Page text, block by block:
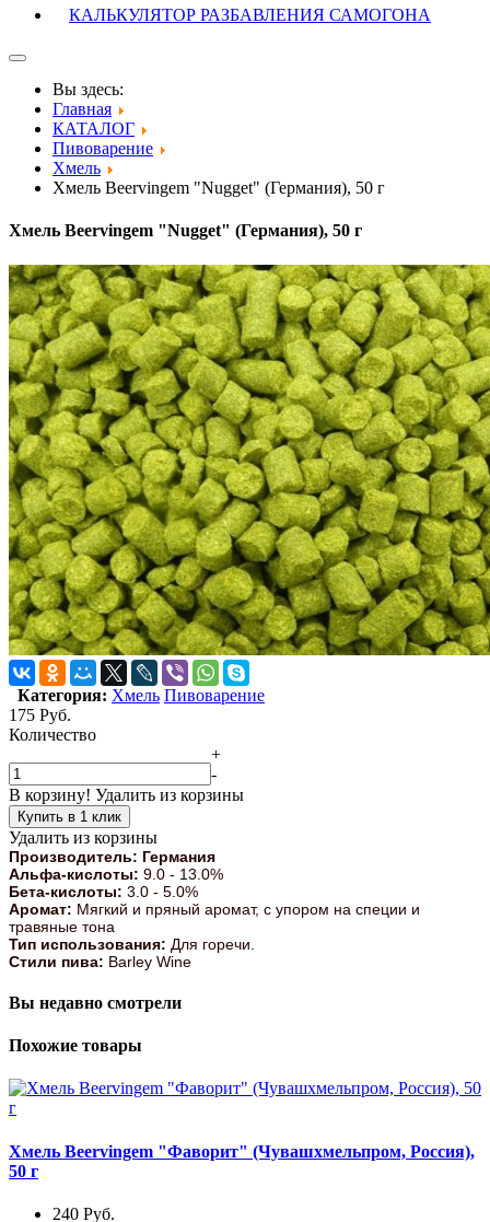
КАЛЬКУЛЯТОР РАЗБАВЛЕНИЯ САМОГОНА
Вы здесь:
Главная
КАТАЛОГ
Пивоварение
Хмель
Хмель Beervingem "Nugget" (Германия), 50 г
Хмель Beervingem "Nugget" (Германия), 50 г
Категория: Хмель Пивоварение
175 Руб.
Количество
+
-
В корзину! Удалить из корзины
Купить в 1 клик
Удалить из корзины
Производитель: Германия
Альфа-кислоты: 9.0 - 13.0%
Бета-кислоты: 3.0 - 5.0%
Аромат: Мягкий и пряный аромат, с упором на специи и
травяные тона
Тип использования: Для горечи.
Стили пива: Barley Wine
Вы недавно смотрели
Похожие товары
Хмель Beervingem "Фаворит" (Чувашхмельпром, Россия),
50 г
240 Руб.